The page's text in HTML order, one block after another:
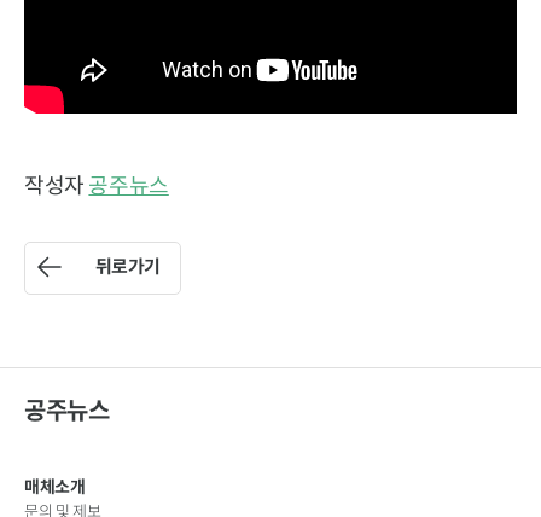
작성자 공주뉴스
뒤로가기
공주뉴스
매체소개
문의 및 제보